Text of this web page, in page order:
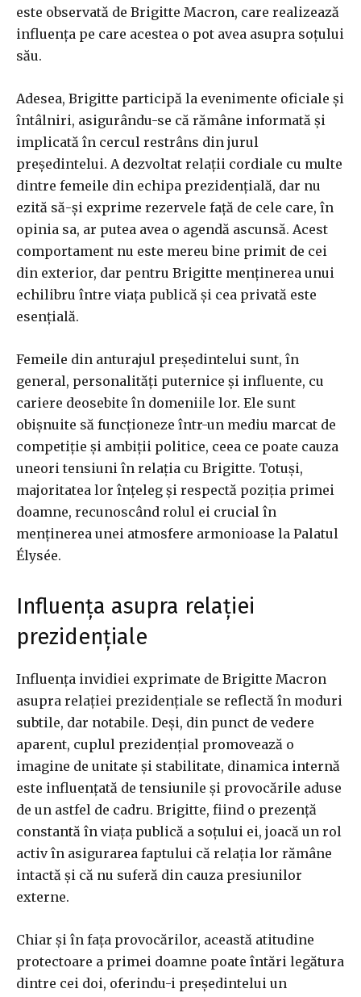
este observată de Brigitte Macron, care realizează
influența pe care acestea o pot avea asupra soțului
său.
Adesea, Brigitte participă la evenimente oficiale și
întâlniri, asigurându-se că rămâne informată și
implicată în cercul restrâns din jurul
președintelui. A dezvoltat relații cordiale cu multe
dintre femeile din echipa prezidențială, dar nu
ezită să-și exprime rezervele față de cele care, în
opinia sa, ar putea avea o agendă ascunsă. Acest
comportament nu este mereu bine primit de cei
din exterior, dar pentru Brigitte menținerea unui
echilibru între viața publică și cea privată este
esențială.
Femeile din anturajul președintelui sunt, în
general, personalități puternice și influente, cu
cariere deosebite în domeniile lor. Ele sunt
obișnuite să funcționeze într-un mediu marcat de
competiție și ambiții politice, ceea ce poate cauza
uneori tensiuni în relația cu Brigitte. Totuși,
majoritatea lor înțeleg și respectă poziția primei
doamne, recunoscând rolul ei crucial în
menținerea unei atmosfere armonioase la Palatul
Élysée.
Influența asupra relației
prezidențiale
Influența invidiei exprimate de Brigitte Macron
asupra relației prezidențiale se reflectă în moduri
subtile, dar notabile. Deși, din punct de vedere
aparent, cuplul prezidențial promovează o
imagine de unitate și stabilitate, dinamica internă
este influențată de tensiunile și provocările aduse
de un astfel de cadru. Brigitte, fiind o prezență
constantă în viața publică a soțului ei, joacă un rol
activ în asigurarea faptului că relația lor rămâne
intactă și că nu suferă din cauza presiunilor
externe.
Chiar și în fața provocărilor, această atitudine
protectoare a primei doamne poate întări legătura
dintre cei doi, oferindu-i președintelui un